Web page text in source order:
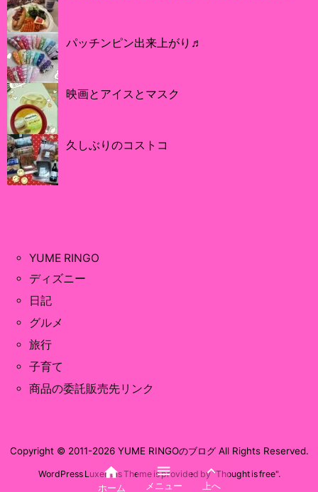
パッチンピン出来上がり♬
映画とアイスとマスク
久しぶりのコストコ
YUME RINGO
ディズニー
日記
グルメ
旅行
子育て
商品の委託販売先リンク
Copyright © 2011-2026 YUME RINGOのブログAll Rights Reserved.
WordPress Luxeritas Theme is provided by "Thought is free".

ホーム

メニュー

上へ